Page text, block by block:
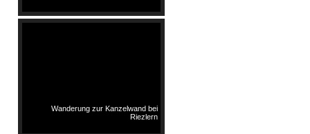
Wanderung zur Kanzelwand bei
Riezlern